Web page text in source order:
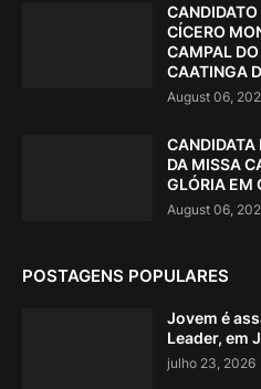
CÍCERO
CAMPAL
CAATINGA
August 06,
CANDIDATA
DA MISSA
GLÓRIA EM
August 06,
POSTAGENS POPULARES
Jovem é
Leader, em
julho 23, 2026